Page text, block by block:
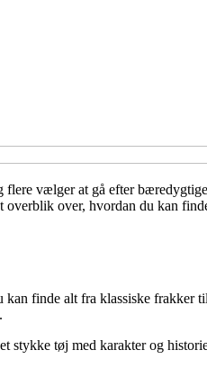
vælger at gå efter
over, hvordan du kan
finde alt fra klassiske frakker
tøj med karakter og